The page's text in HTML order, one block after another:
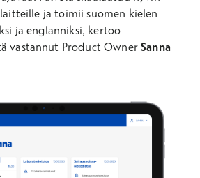
jatoimii suomen kielen
ja englanniksi, kertoo
vastannut ProductOwnerSanna